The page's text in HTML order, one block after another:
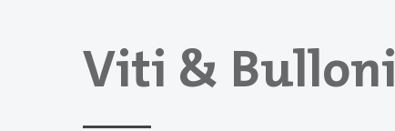
Viti & Bulloni